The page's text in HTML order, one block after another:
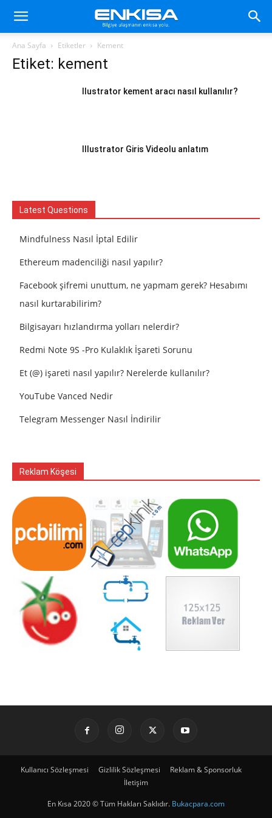
Ana Sayfa Etiketler Kement
Etiket: kement
llustrator kement aracı nasıl kullanılır?
Illustrator Giris Videolu anlatım
Latest Questions
Mindfulness Nasıl İptal Edilir
Ethereum madenciliği nasıl yapılır?
Facebook şifremi unuttum, ne yapmam gerek? Hesabımı
nasıl kurtarabilirim?
Bilgisayarı hızlandırma yolları nelerdir?
Redmi Note 9S -Pro Kulaklık İşareti Sorunu
Et (@) işareti nasıl yapılır? Nerelerde kullanılır?
YouTube Vanced Nedir
Telegram Messenger Nasıl İndirilir
Reklam Köşesi
Kullanıcı Sözleşmesi Gizlilik Sözleşmesi
Reklam & Sponsorluk
İletişim
En Kısa 2020 © Tüm Hakları Saklıdır. Bukacpara.com